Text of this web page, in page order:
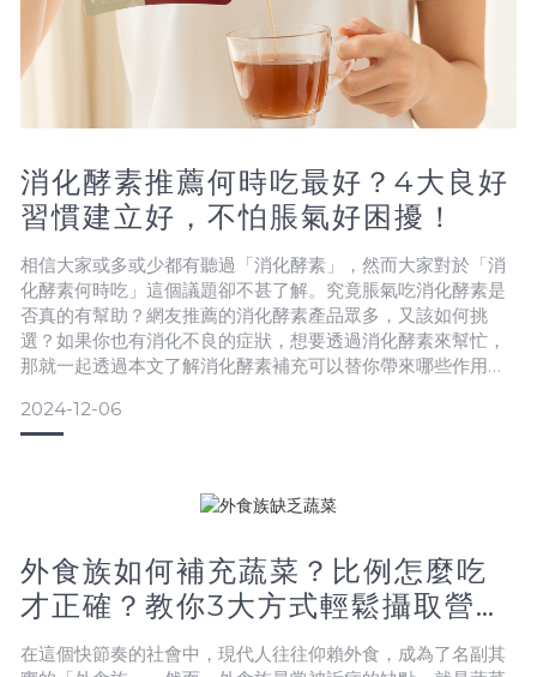
消化酵素推薦何時吃最好？4大良好
習慣建立好，不怕脹氣好困擾！
相信大家或多或少都有聽過「消化酵素」，然而大家對於「消
化酵素何時吃」這個議題卻不甚了解。究竟脹氣吃消化酵素是
否真的有幫助？網友推薦的消化酵素產品眾多，又該如何挑
選？如果你也有消化不良的症狀，想要透過消化酵素來幫忙，
那就一起透過本文了解消化酵素補充可以替你帶來哪些作用與
瀉、噁心這些症狀發生？而這些消化不良的情況，有可能是身
體發出消化酵素不足的提醒！想透過補充消化酵素來解決問
2024-12-06
外食族如何補充蔬菜？比例怎麼吃
才正確？教你3大方式輕鬆攝取營
養！
在這個快節奏的社會中，現代人往往仰賴外食，成為了名副其